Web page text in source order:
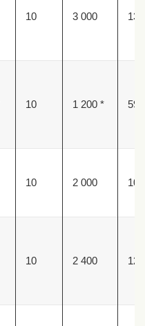
10 3 000
10 1 200 *
10 2 000
10 2 400